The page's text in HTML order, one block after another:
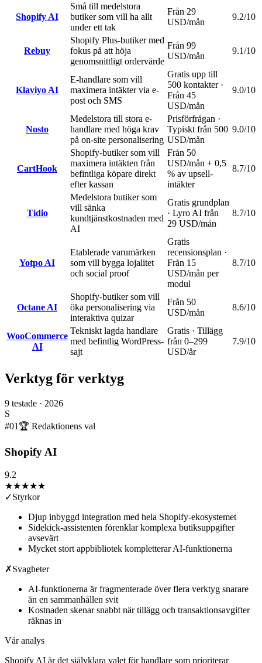
Shopify AI
Små till medelstora
butiker som vill ha allt
under ett tak
Från 29
USD/mån
9.2/10
Rebuy
Shopify Plus-butiker med
fokus på att höja
genomsnittligt ordervärde
Från 99
USD/mån
9.1/10
Klaviyo AI
E-handlare som vill
maximera intäkter via e-
post och SMS
Gratis upp till
500 kontakter ·
Från 45
USD/mån
9.0/10
Nosto
Medelstora till stora e-
handlare med höga krav
på on-site personalisering
Prisförfrågan ·
Typiskt från 500
USD/mån
9.0/10
CartHook
Shopify-butiker som vill
maximera intäkten från
befintliga köpare direkt
efter kassan
Från 50
USD/mån + 0,5
% av upsell-
intäkter
8.7/10
Tidio
Medelstora butiker som
vill sänka
kundtjänstkostnaden med
AI
Gratis grundplan
· Lyro AI från
29 USD/mån
8.7/10
Yotpo AI
Etablerade varumärken
som vill bygga lojalitet
och social proof
Gratis
recensionsplan ·
Från 15
USD/mån per
modul
8.7/10
Octane AI
Shopify-butiker som vill
öka personalisering via
interaktiva quizar
Från 50
USD/mån
8.6/10
WooCommerce
AI
Tekniskt lagda handlare
med befintlig WordPress-
sajt
Gratis · Tillägg
från 0–299
USD/år
7.9/10
Verktyg för verktyg
9 testade · 2026
S
#01 🏆 Redaktionens val
Shopify AI
9.2
★★★★★
✓Styrkor
Djup inbyggd integration med hela Shopify-ekosystemet
Sidekick-assistenten förenklar komplexa butiksuppgifter
avsevärt
Mycket stort appbibliotek kompletterar AI-funktionerna
✗Svagheter
AI-funktionerna är fragmenterade över flera verktyg snarare
än en sammanhållen svit
Kostnaden skenar snabbt när tillägg och transaktionsavgifter
räknas in
Vår analys
Shopify AI är det självklara valet för handlare som prioriterar